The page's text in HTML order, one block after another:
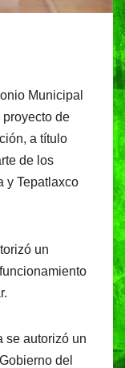
Municipal
de
a título
de los
y Tepatlaxco
un
se autorizó un
del